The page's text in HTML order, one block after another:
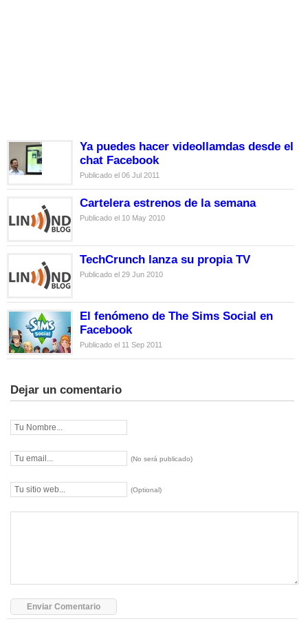
Ya puedes hacer videollamdas desde el
chat Facebook
Publicado el 06 Jul 2011
Cartelera estrenos de la semana
Publicado el 10 May 2010
TechCrunch lanza su propia TV
Publicado el 29 Jun 2010
El fenómeno de The Sims Social en
Facebook
Publicado el 11 Sep 2011
Dejar un comentario
(No será publicado)
(Optional)